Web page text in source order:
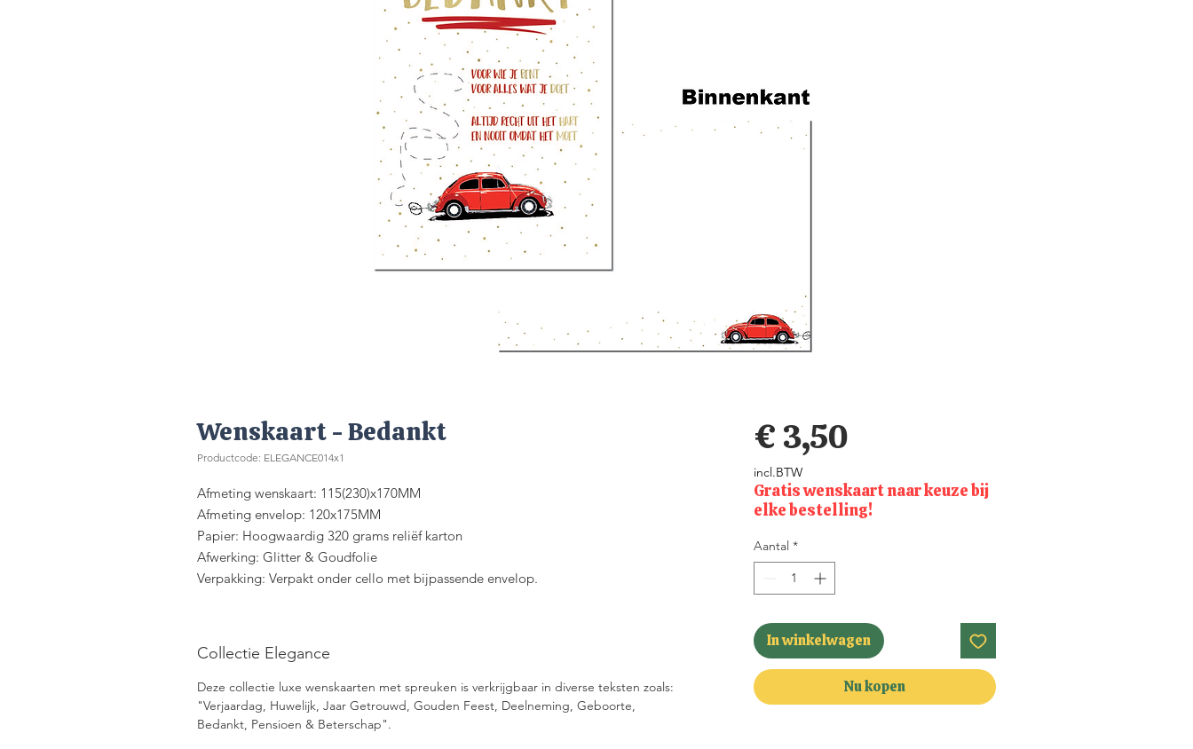
Wenskaart - Bedankt
Productcode: ELEGANCE014x1
Afmeting wenskaart: 115(230)x170MM
Afmeting envelop: 120x175MM
Papier: Hoogwaardig 320 grams reliëf karton
Afwerking: Glitter & Goudfolie
Verpakking: Verpakt onder cello met bijpassende envelop.
Collectie Elegance
Deze collectie luxe wenskaarten met spreuken is verkrijgbaar in diverse teksten zoals:
"Verjaardag, Huwelijk, Jaar Getrouwd, Gouden Feest, Deelneming, Geboorte,
Bedankt, Pensioen & Beterschap".
€ 3,50Prijs
incl.BTW
Gratis wenskaart naar keuze bij
elke bestelling!
Aantal *
In winkelwagen
Nu kopen